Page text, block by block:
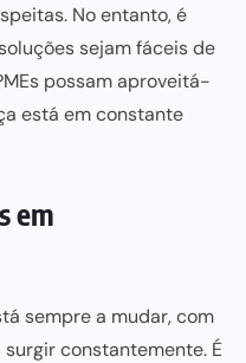
No entanto, é
sejam fáceis de
possam aproveitá-
está em constante
em
sempre a mudar, com
constantemente. É